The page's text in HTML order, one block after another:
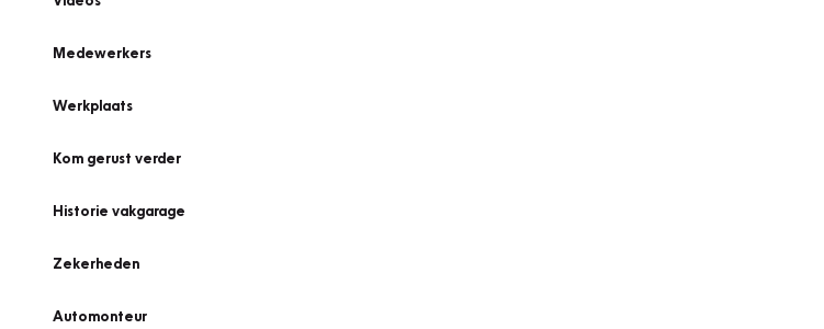
Medewerkers
Werkplaats
Kom gerust verder
Historie vakgarage
Zekerheden
Automonteur